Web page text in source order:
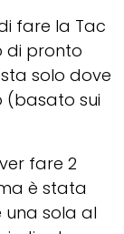
fare la Tac
di pronto
solo dove
(basato sui
fare 2
è stata
sola al